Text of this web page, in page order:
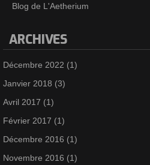
Blog de L'Aetherium
ARCHIVES
Décembre 2022 (1)
Janvier 2018 (3)
Avril 2017 (1)
Février 2017 (1)
Décembre 2016 (1)
Novembre 2016 (1)